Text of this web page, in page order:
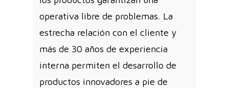
operativa libre de problemas. La
estrecha relación con el cliente y
más de 30 años de experiencia
interna permiten el desarrollo de
productos innovadores a pie de